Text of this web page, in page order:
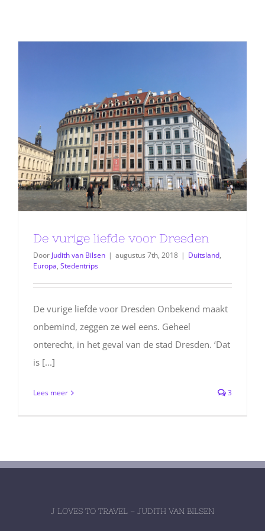
De vurige liefde voor Dresden
Door Judith van Bilsen | augustus 7th, 2018 | Duitsland,
Europa, Stedentrips
De vurige liefde voor Dresden Onbekend maakt
onbemind, zeggen ze wel eens. Geheel
onterecht, in het geval van de stad Dresden. ‘Dat
is [...]
Lees meer 3
J LOVES TO TRAVEL – JUDITH VAN BILSEN